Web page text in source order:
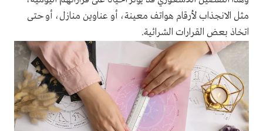
مثل الانجذاب لأرقام هواتف معينة، أو عناوين منازل، أو حتى
اتخاذ بعض القرارات الشرائية.